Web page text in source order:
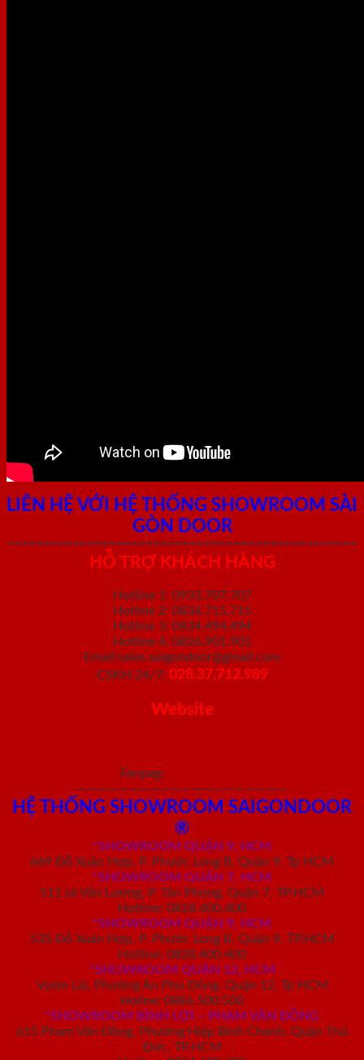
LIÊN HỆ VỚI HỆ THỐNG SHOWROOM SÀI
GÒN DOOR
================================================
HỖ TRỢ KHÁCH HÀNG
Hotline 1: 0933.707.707
Hotline 2: 0834.715.715
Hotline 3: 0834.494.494
Hotline 4: 0826.901.901
Email:sales.saigondoor@gmail.com
CSKH 24/7: 028.37.712.989
Website
Fanpag:
————————————————————
HỆ THỐNG SHOWROOM SAIGONDOOR
®
*SHOWROOM QUẬN 9, HCM
669 Đỗ Xuân Hợp, P. Phước Long B, Quận 9, Tp HCM
*SHOWROOM QUẬN 7, HCM
511 Lê Văn Lương, P. Tân Phong, Quận 7, TP.HCM
Hotline: 0818.400.400
*SHOWROOM QUẬN 9, HCM
535 Đỗ Xuân Hợp, P. Phước Long B, Quận 9, TP.HCM
Hotline: 0828.400.400
*SHOWROOM QUẬN 12, HCM
Vườn Lài, Phường An Phú Đông, Quận 12, Tp HCM
Holine: 0886.500.500
*SHOWROOM BÌNH LỢI – PHẠM VĂN ĐỒNG
615 Phạm Văn Đồng, Phường Hiệp Bình Chánh, Quận Thủ
Đức, TP.HCM